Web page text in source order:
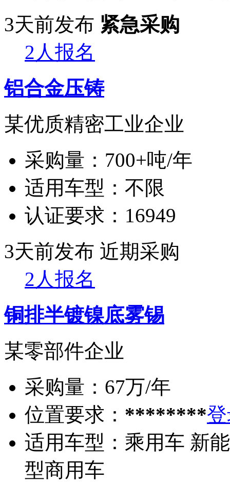
3天前发布 紧急采购
2人报名
铝合金压铸
某优质精密工业企业
采购量： 700+吨/年
适用车型： 不限
认证要求： 16949
3天前发布 近期采购
2人报名
铜排半镀镍底雾锡
某零部件企业
采购量： 67万/年
位置要求： ********
适用车型： 乘用车 新
型商用车